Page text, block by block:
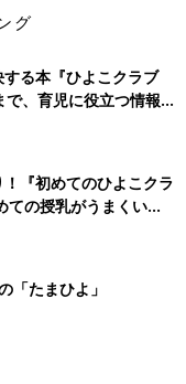
グ
る本『ひよこクラブ
、育児に役立つ情報が
『初めてのひよこクラ
ての授乳がうまくい
夏のトラブル 解決テ
「たまひよ」